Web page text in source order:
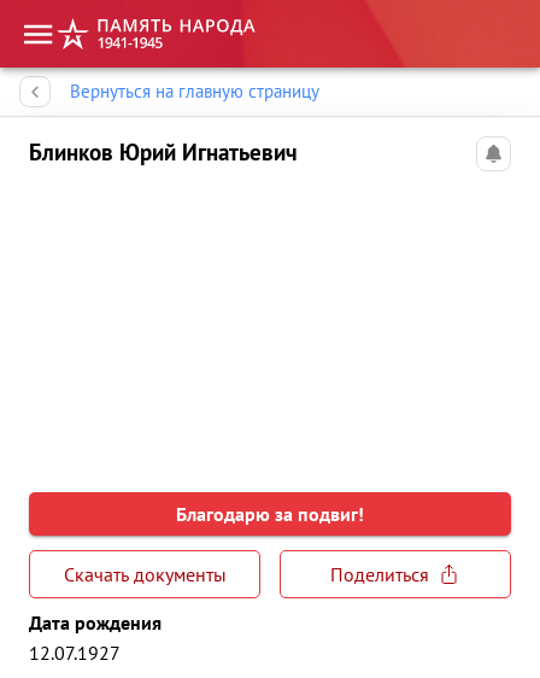
Вернуться на главную страницу
Блинков Юрий Игнатьевич
Благодарю за подвиг!
Скачать документы
Поделиться
Дата рождения
12.07.1927
Память народа